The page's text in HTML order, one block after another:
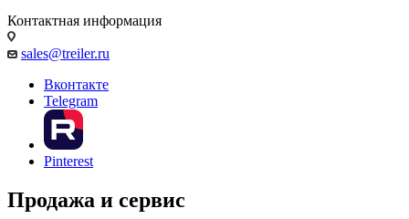
Контактная информация
sales@treiler.ru
Вконтакте
Telegram
Pinterest
Продажа и сервис